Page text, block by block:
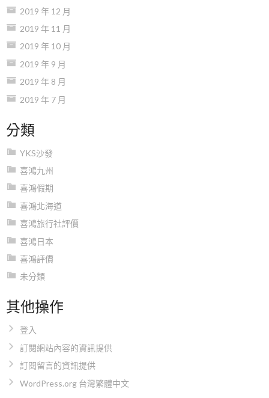
2019 年 12 月
2019 年 11 月
2019 年 10 月
2019 年 9 月
2019 年 8 月
2019 年 7 月
分類
YKS沙發
喜鴻九州
喜鴻假期
喜鴻北海道
喜鴻旅行社評價
喜鴻日本
喜鴻評價
未分類
其他操作
登入
訂閱網站內容的資訊提供
訂閱留言的資訊提供
WordPress.org 台灣繁體中文